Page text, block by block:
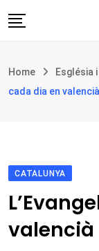
to
Filosofia i
Botiga
Home Església
cada dia en valencià
CATALUNYA
valencià